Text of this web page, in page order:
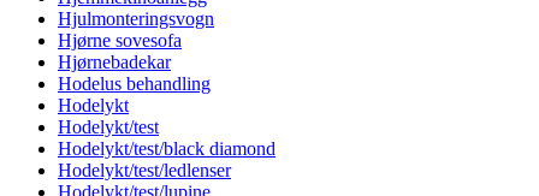
Hjulmonteringsvogn
Hjørne sovesofa
Hjørnebadekar
Hodelus behandling
Hodelykt
Hodelykt/test
Hodelykt/test/black diamond
Hodelykt/test/ledlenser
Hodelykt/test/lupine